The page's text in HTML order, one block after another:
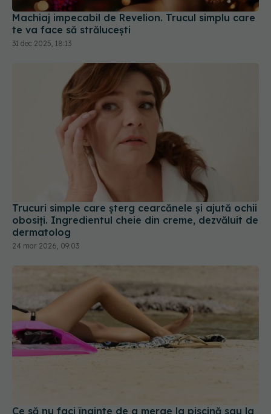
Machiaj impecabil de Revelion. Trucul simplu care
te va face să strălucești
31 dec 2025, 18:13
Trucuri simple care șterg cearcănele și ajută ochii
obosiți. Ingredientul cheie din creme, dezvăluit de
dermatolog
24 mar 2026, 09:03
Ce să nu faci înainte de a merge la piscină sau la